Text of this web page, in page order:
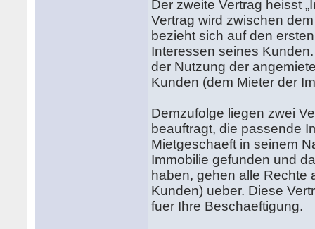
Der zweite Vertrag heisst
Vertrag wird zwischen
bezieht sich auf den
Interessen seines
der Nutzung der
Kunden (dem Mieter der
Demzufolge liegen zwei
beauftragt, die passende
Mietgeschaeft in seinem
Immobilie gefunden und
haben, gehen alle Rechte
Kunden) ueber. Diese
fuer Ihre Beschaeftigung.